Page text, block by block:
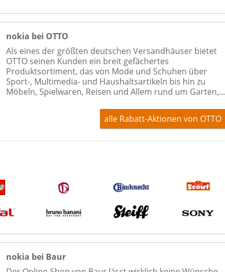
nokia bei OTTO
Als eines der größten deutschen Versandhäuser bietet
OTTO seinen Kunden ein breit gefächertes
Produktsortiment, das von Mode und Schuhen über
Sport-, Multimedia- und Haushaltsartikeln bis hin zu
Möbeln, Spielwaren, Reisen und Allem rund um Garten,...
alle Rabatt-Aktionen von OTTO
nokia bei Baur